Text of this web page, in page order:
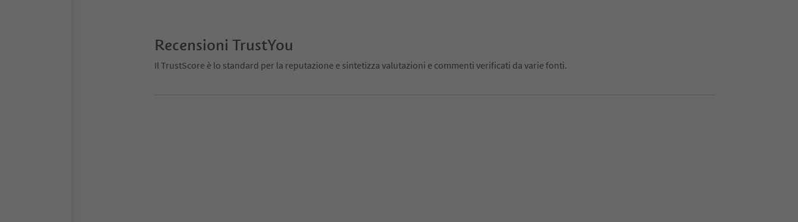
Recensioni TrustYou
Il TrustScore è lo standard per la reputazione e sintetizza valutazioni e commenti verificati da varie fonti.